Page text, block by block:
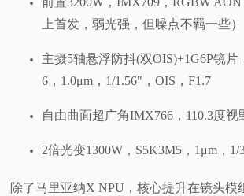
上首发，弱光强，但噪点不羁一些）
主摄5轴悬浮防抖(双OIS)+1G6P镜片
6，1.0μm，1/1.56"，OIS，F1.7
自由曲面超广角IMX766，110.3度视
2倍光变1300W，S5K3M5，1μm，1/
除了马里亚纳X NPU，核心提升在镜头模